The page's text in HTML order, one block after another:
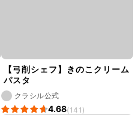
【弓削シェフ】きのこクリーム
パスタ
クラシル公式
4.68(141)